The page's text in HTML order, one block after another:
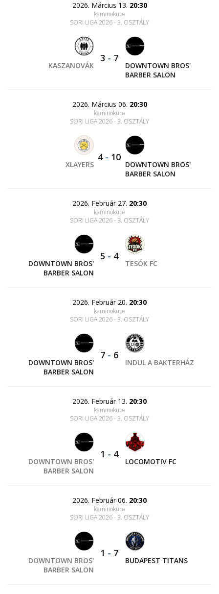
2026. Március 13. 20:30
kaminokupa
SORI LIGA 2026 - 3. OSZTÁLY
KASZANOVÁK
3 - 7
DOWNTOWN BROS'
BARBER SALON
2026. Március 06. 20:30
kaminokupa
SORI LIGA 2026 - 3. OSZTÁLY
XLAYERS
4- 10
DOWNTOWN BROS'
BARBER SALON
2026. Február 27. 20:30
kaminokupa
SORI LIGA 2026 - 3. OSZTÁLY
DOWNTOWN BROS'
BARBER SALON
5 - 4
TESÓK FC
2026. Február 20. 20:30
kaminokupa
SORI LIGA 2026 - 3. OSZTÁLY
DOWNTOWN BROS'
BARBER SALON
7 - 6
INDUL A BAKTERHÁZ
2026. Február 13. 20:30
kaminokupa
SORI LIGA 2026 - 3. OSZTÁLY
DOWNTOWN BROS'
BARBER SALON
1 - 4
LOCOMOTIV FC
2026. Február 06. 20:30
kaminokupa
SORI LIGA 2026 - 3. OSZTÁLY
DOWNTOWN BROS'
BARBER SALON
1 - 7
BUDAPEST TITANS